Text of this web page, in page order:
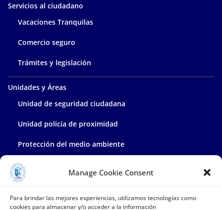
Manage Cookie Consent
Para brindar las mejores experiencias, utilizamos tecnologías como
cookies para almacenar y/o acceder a la información
Servicios al ciudadano
Vacaciones Tranquilas
Comercio seguro
Trámites y legislación
Unidades y Áreas
Unidad de seguridad ciudadana
Unidad policía de proximidad
Protección del medio ambiente
Policía administrativa